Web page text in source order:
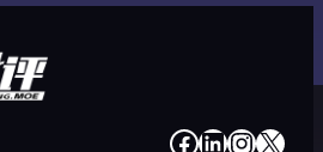
# # # #